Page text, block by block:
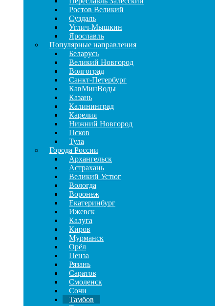
Ростов Великий
Суздаль
Углич-Мышкин
Ярославль
Популярные направления
Беларусь
Великий Новгород
Волгоград
Санкт-Петербург
КавМинВоды
Казань
Калининград
Карелия
Нижний Новгород
Псков
Тула
Города России
Архангельск
Астрахань
Великий Устюг
Вологда
Воронеж
Екатеринбург
Ижевск
Калуга
Киров
Мурманск
Орёл
Пенза
Рязань
Саратов
Смоленск
Сочи
Тамбов